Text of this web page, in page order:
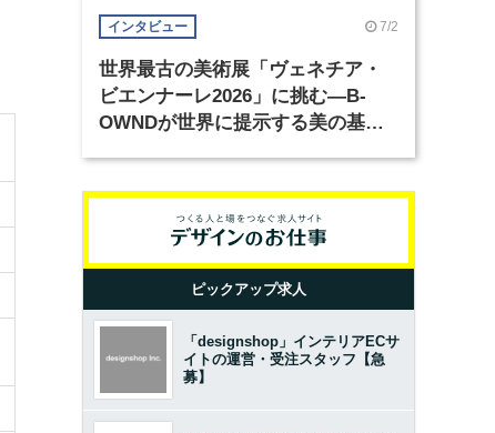
インタビュー 7/2
世界最古の美術展「ヴェネチア・
ビエンナーレ2026」に挑む―B-
OWNDが世界に提示する美の基準
ピックアップ求人
「designshop」インテリアECサ
イトの運営・受注スタッフ【急
募】